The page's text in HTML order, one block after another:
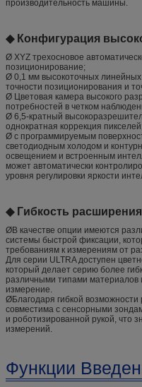
производительность машины.
◆ Конфигурация
Ø XYZ трехосновое
позиционирование;
Ø 0,1 мм высокоточных
точности позиционирования и
Ø Цветовая камера высокого
потребностей в четком
Ø 6,5-кратный
однократная коррекция
Ø с программируемым
светодиодным холодом и
освещением и встроенным
может автоматически
уровня регулировки яркости
◆ Гибкость расширения
ØВ качестве опции имеются
системы быстрой фиксации,
требованиям к измерениям от
Для серии ULTRA доступен
который делает серию более
различными типами
измерение.
ØБлагодаря гибкой
совместима с сенсорными
и роботизированной рукой, что
измерений.
Функции